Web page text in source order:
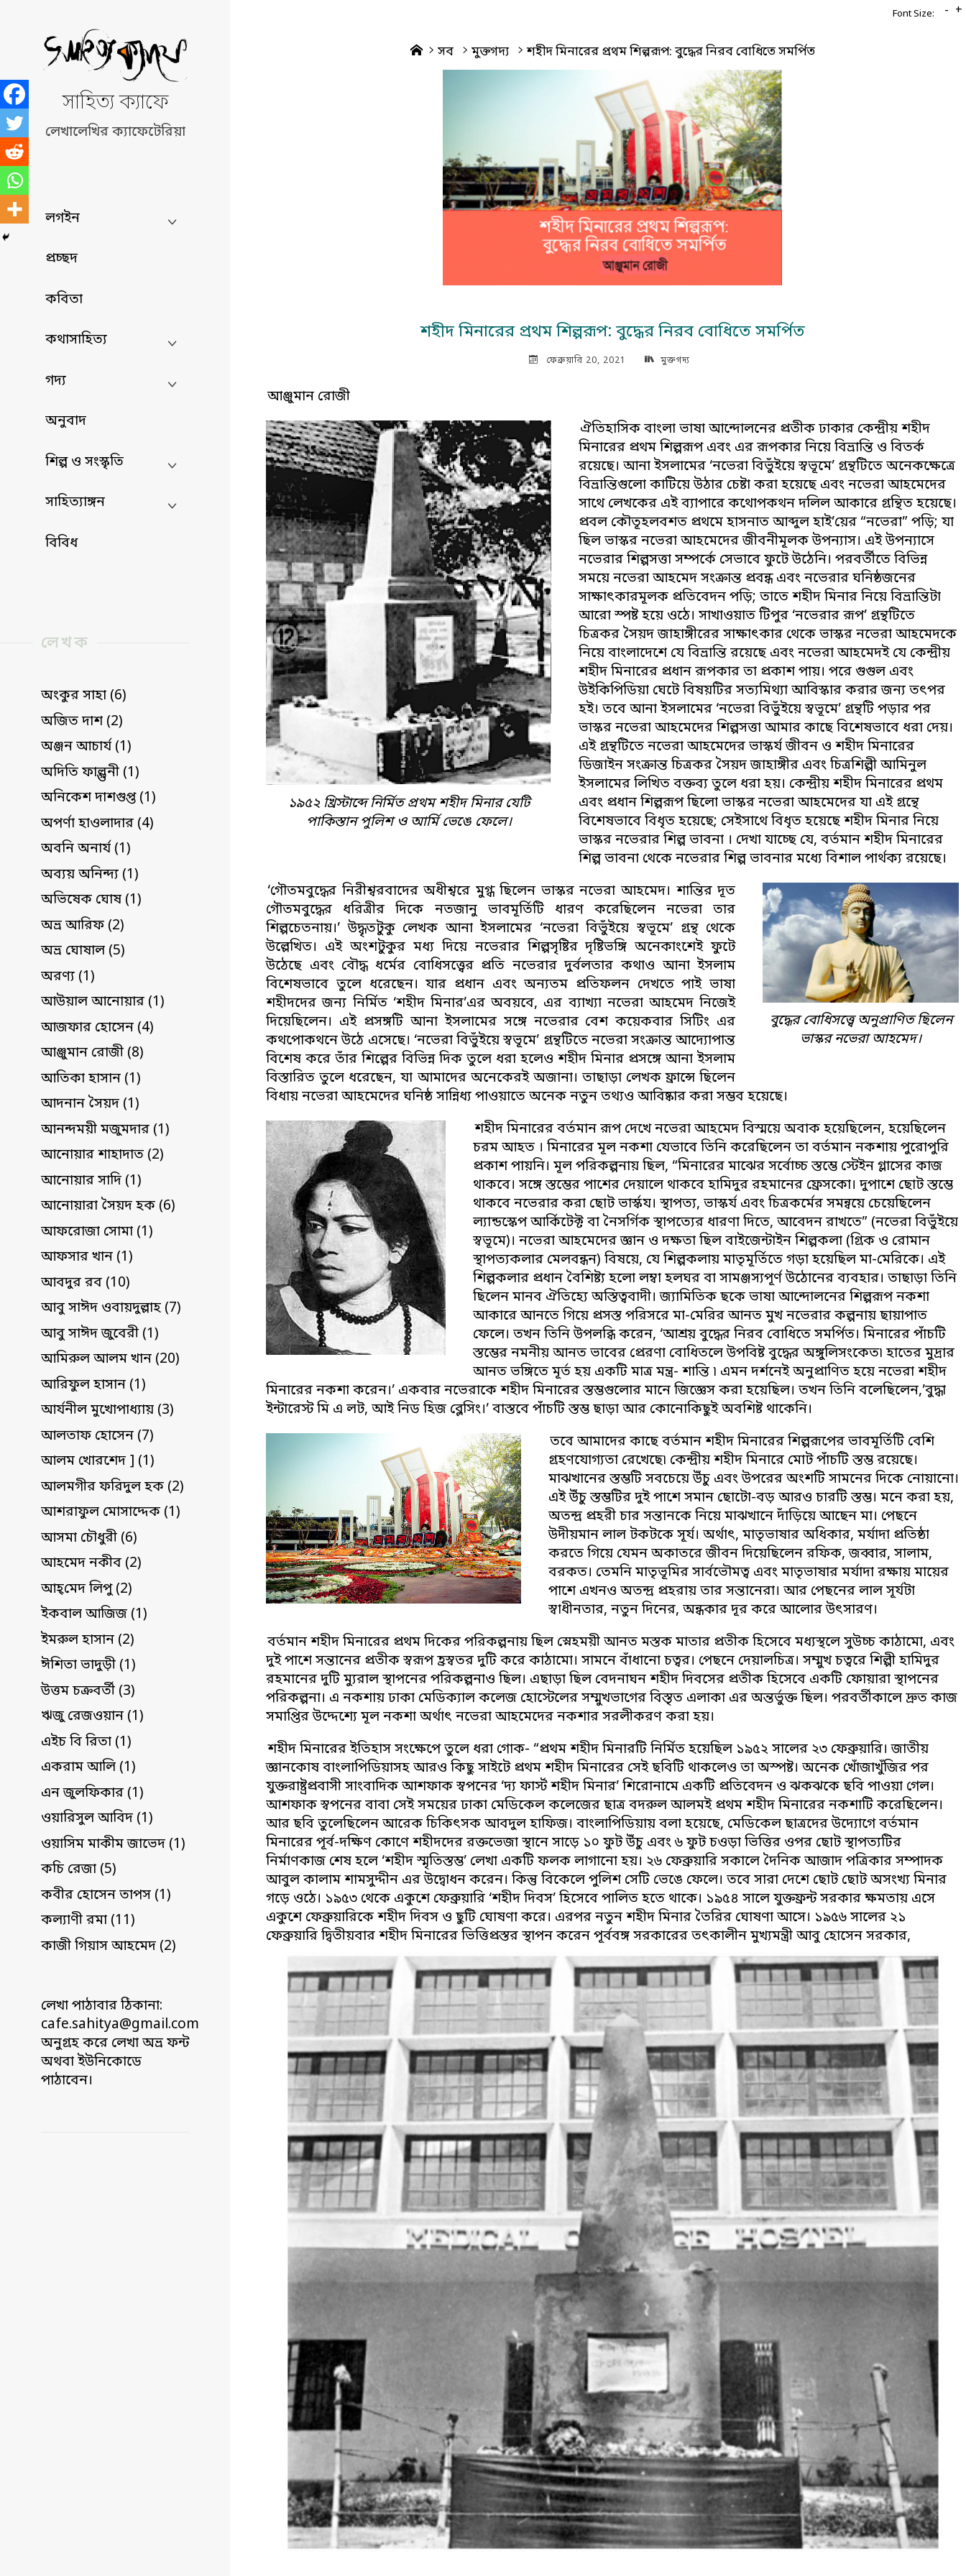
content
সাহিত্য ক্যাফে
লেখালেখির ক্যাফেটেরিয়া
লগইন
প্রচ্ছদ
কবিতা
কথাসাহিত্য
গদ্য
অনুবাদ
শিল্প ও সংস্কৃতি
সাহিত্যাঙ্গন
বিবিধ
লেখক
অংকুর সাহা (6)
অজিত দাশ (2)
অঞ্জন আচার্য (1)
অদিতি ফাল্গুনী (1)
অনিকেশ দাশগুপ্ত (1)
অপর্ণা হাওলাদার (4)
অবনি অনার্য (1)
অব্যয় অনিন্দ্য (1)
অভিষেক ঘোষ (1)
অভ্র আরিফ (2)
অভ্র ঘোষাল (5)
অরণ্য (1)
আউয়াল আনোয়ার (1)
আজফার হোসেন (4)
আঞ্জুমান রোজী (8)
আতিকা হাসান (1)
আদনান সৈয়দ (1)
আনন্দময়ী মজুমদার (1)
আনোয়ার শাহাদাত (2)
আনোয়ার সাদি (1)
আনোয়ারা সৈয়দ হক (6)
আফরোজা সোমা (1)
আফসার খান (1)
আবদুর রব (10)
আবু সাঈদ ওবায়দুল্লাহ (7)
আবু সাঈদ জুবেরী (1)
আমিরুল আলম খান (20)
আরিফুল হাসান (1)
আর্যনীল মুখোপাধ্যায় (3)
আলতাফ হোসেন (7)
আলম খোরশেদ ] (1)
আলমগীর ফরিদুল হক (2)
আশরাফুল মোসাদ্দেক (1)
আসমা চৌধুরী (6)
আহমেদ নকীব (2)
আহ্‌মেদ লিপু (2)
ইকবাল আজিজ (1)
ইমরুল হাসান (2)
ঈশিতা ভাদুড়ী (1)
উত্তম চক্রবর্তী (3)
ঋজু রেজওয়ান (1)
এইচ বি রিতা (1)
একরাম আলি (1)
এন জুলফিকার (1)
ওয়ারিসুল আবিদ (1)
ওয়াসিম মাকীম জাভেদ (1)
কচি রেজা (5)
কবীর হোসেন তাপস (1)
কল্যাণী রমা (11)
কাজী গিয়াস আহমেদ (2)
লেখা পাঠাবার ঠিকানা:
cafe.sahitya@gmail.com
অনুগ্রহ করে লেখা অভ্র ফন্ট
অথবা ইউনিকোডে
পাঠাবেন।
Home
সব মুক্তগদ্য শহীদ মিনারের প্রথম শিল্পরূপ: বুদ্ধের নিরব বোধিতে সমর্পিত
শহীদ মিনারের প্রথম শিল্পরূপ: বুদ্ধের নিরব বোধিতে সমর্পিত
ফেব্রুয়ারি 20, 2021 মুক্তগদ্য
আঞ্জুমান রোজী
১৯৫২ খ্রিস্টাব্দে নির্মিত প্রথম শহীদ মিনার যেটি
পাকিস্তান পুলিশ ও আর্মি ভেঙে ফেলে।
ঐতিহাসিক বাংলা ভাষা আন্দোলনের প্রতীক ঢাকার কেন্দ্রীয় শহীদ
মিনারের প্রথম শিল্পরূপ এবং এর রূপকার নিয়ে বিভ্রান্তি ও বিতর্ক
রয়েছে। আনা ইসলামের ‘নভেরা বিভুঁইয়ে স্বভূমে’ গ্রন্থটিতে অনেকক্ষেত্রে
বিভ্রান্তিগুলো কাটিয়ে উঠার চেষ্টা করা হয়েছে এবং নভেরা আহমেদের
সাথে লেখকের এই ব্যাপারে কথোপকথন দলিল আকারে গ্রন্থিত হয়েছে।
প্রবল কৌতূহলবশত প্রথমে হাসনাত আব্দুল হাই’য়ের “নভেরা” পড়ি; যা
ছিল ভাস্কর নভেরা আহমেদের জীবনীমূলক উপন্যাস। এই উপন্যাসে
নভেরার শিল্পসত্তা সম্পর্কে সেভাবে ফুটে উঠেনি। পরবর্তীতে বিভিন্ন
সময়ে নভেরা আহমেদ সংক্রান্ত প্রবন্ধ এবং নভেরার ঘনিষ্ঠজনের
সাক্ষাৎকারমূলক প্রতিবেদন পড়ি; তাতে শহীদ মিনার নিয়ে বিভ্রান্তিটা
আরো স্পষ্ট হয়ে ওঠে। সাখাওয়াত টিপুর ‘নভেরার রূপ’ গ্রন্থটিতে
চিত্রকর সৈয়দ জাহাঙ্গীরের সাক্ষাৎকার থেকে ভাস্কর নভেরা আহমেদকে
নিয়ে বাংলাদেশে যে বিভ্রান্তি রয়েছে এবং নভেরা আহমেদই যে কেন্দ্রীয়
শহীদ মিনারের প্রধান রূপকার তা প্রকাশ পায়। পরে গুগুল এবং
উইকিপিডিয়া ঘেটে বিষয়টির সত্যমিথ্যা আবিস্কার করার জন্য তৎপর
হই। তবে আনা ইসলামের ‘নভেরা বিভুঁইয়ে স্বভূমে’ গ্রন্থটি পড়ার পর
ভাস্কর নভেরা আহমেদের শিল্পসত্তা আমার কাছে বিশেষভাবে ধরা দেয়।
এই গ্রন্থটিতে নভেরা আহমেদের ভাস্কর্য জীবন ও শহীদ মিনারের
ডিজাইন সংক্রান্ত চিত্রকর সৈয়দ জাহাঙ্গীর এবং চিত্রশিল্পী আমিনুল
ইসলামের লিখিত বক্তব্য তুলে ধরা হয়। কেন্দ্রীয় শহীদ মিনারের প্রথম
এবং প্রধান শিল্পরূপ ছিলো ভাস্কর নভেরা আহমেদের যা এই গ্রন্থে
বিশেষভাবে বিধৃত হয়েছে; সেইসাথে বিধৃত হয়েছে শহীদ মিনার নিয়ে
ভাস্কর নভেরার শিল্প ভাবনা । দেখা যাচ্ছে যে, বর্তমান শহীদ মিনারের
শিল্প ভাবনা থেকে নভেরার শিল্প ভাবনার মধ্যে বিশাল পার্থক্য রয়েছে।
বুদ্ধের বোধিসত্ত্বে অনুপ্রাণিত ছিলেন
ভাস্কর নভেরা আহমেদ।
‘গৌতমবুদ্ধের নিরীশ্বরবাদের অধীশ্বরে মুগ্ধ ছিলেন ভাস্কর নভেরা আহমেদ। শান্তির দূত
গৌতমবুদ্ধের ধরিত্রীর দিকে নতজানু ভাবমূর্তিটি ধারণ করেছিলেন নভেরা তার
শিল্পচেতনায়।’ উদ্ধৃতটুকু লেখক আনা ইসলামের ‘নভেরা বিভুঁইয়ে স্বভূমে’ গ্রন্থ থেকে
উল্লেখিত। এই অংশটুকুর মধ্য দিয়ে নভেরার শিল্পসৃষ্টির দৃষ্টিভঙ্গি অনেকাংশেই ফুটে
উঠেছে এবং বৌদ্ধ ধর্মের বোধিসত্ত্বের প্রতি নভেরার দুর্বলতার কথাও আনা ইসলাম
বিশেষভাবে তুলে ধরেছেন। যার প্রধান এবং অন্যতম প্রতিফলন দেখতে পাই ভাষা
শহীদদের জন্য নির্মিত ‘শহীদ মিনার’এর অবয়বে, এর ব্যাখ্যা নভেরা আহমেদ নিজেই
দিয়েছিলেন। এই প্রসঙ্গটি আনা ইসলামের সঙ্গে নভেরার বেশ কয়েকবার সিটিং এর
কথপোকথনে উঠে এসেছে। ‘নভেরা বিভুঁইয়ে স্বভূমে’ গ্রন্থটিতে নভেরা সংক্রান্ত আদ্যোপান্ত
বিশেষ করে তাঁর শিল্পের বিভিন্ন দিক তুলে ধরা হলেও শহীদ মিনার প্রসঙ্গে আনা ইসলাম
বিস্তারিত তুলে ধরেছেন, যা আমাদের অনেকেরই অজানা। তাছাড়া লেখক ফ্রান্সে ছিলেন
বিধায় নভেরা আহমেদের ঘনিষ্ঠ সান্নিধ্য পাওয়াতে অনেক নতুন তথ্যও আবিষ্কার করা সম্ভব হয়েছে।
শহীদ মিনারের বর্তমান রূপ দেখে নভেরা আহমেদ বিস্ময়ে অবাক হয়েছিলেন, হয়েছিলেন
চরম আহত । মিনারের মূল নকশা যেভাবে তিনি করেছিলেন তা বর্তমান নকশায় পুরোপুরি
প্রকাশ পায়নি। মূল পরিকল্পনায় ছিল, “মিনারের মাঝের সর্বোচ্চ স্তম্ভে স্টেইন গ্লাসের কাজ
থাকবে। সঙ্গে স্তম্ভের পাশের দেয়ালে থাকবে হামিদুর রহমানের ফ্রেসকো। দুপাশে ছোট স্তম্ভে
থাকবে নভেরার করা ছোট ভার্স্কয। স্থাপত্য, ভাস্কর্য এবং চিত্রকর্মের সমন্বয়ে চেয়েছিলেন
ল্যান্ডস্কেপ আর্কিটেক্ট বা নৈসর্গিক স্থাপত্যের ধারণা দিতে, আবেদন রাখতে” (নভেরা বিভুঁইয়ে
স্বভূমে)। নভেরা আহমেদের জ্ঞান ও দক্ষতা ছিল বাইজেন্টাইন শিল্পকলা (গ্রিক ও রোমান
স্থাপত্যকলার মেলবন্ধন) বিষয়ে, যে শিল্পকলায় মাতৃমূর্তিতে গড়া হয়েছিল মা-মেরিকে। এই
শিল্পকলার প্রধান বৈশিষ্ট্য হলো লম্বা হলঘর বা সামঞ্জস্যপূর্ণ উঠোনের ব্যবহার। তাছাড়া তিনি
ছিলেন মানব ঐতিহ্যে অস্তিত্ববাদী। জ্যামিতিক ছকে ভাষা আন্দোলনের শিল্পরূপ নকশা
আকারে আনতে গিয়ে প্রসস্ত পরিসরে মা-মেরির আনত মুখ নভেরার কল্পনায় ছায়াপাত
ফেলে। তখন তিনি উপলব্ধি করেন, ‘আশ্রয় বুদ্ধের নিরব বোধিতে সমর্পিত। মিনারের পাঁচটি
স্তম্ভের নমনীয় আনত ভাবের প্রেরণা বোধিতলে উপবিষ্ট বুদ্ধের অঙ্গুলিসংকেত৷ হাতের মুদ্রার
আনত ভঙ্গিতে মূর্ত হয় একটি মাত্র মন্ত্র- শান্তি ৷ এমন দর্শনেই অনুপ্রাণিত হয়ে নভেরা শহীদ
মিনারের নকশা করেন।’ একবার নভেরাকে শহীদ মিনারের স্তম্ভগুলোর মানে জিজ্ঞেস করা হয়েছিল। তখন তিনি বলেছিলেন,’বুদ্ধা
ইন্টারেস্ট মি এ লট, আই নিড হিজ ব্লেসিং।’ বাস্তবে পাঁচটি স্তম্ভ ছাড়া আর কোনোকিছুই অবশিষ্ট থাকেনি।
তবে আমাদের কাছে বর্তমান শহীদ মিনারের শিল্পরূপের ভাবমূর্তিটি বেশি
গ্রহণযোগ্যতা রেখেছে৷ কেন্দ্রীয় শহীদ মিনারে মোট পাঁচটি স্তম্ভ রয়েছে।
মাঝখানের স্তম্ভটি সবচেয়ে উঁচু এবং উপরের অংশটি সামনের দিকে নোয়ানো।
এই উঁচু স্তম্ভটির দুই পাশে সমান ছোটো-বড় আরও চারটি স্তম্ভ। মনে করা হয়,
অতন্দ্র প্রহরী চার সন্তানকে নিয়ে মাঝখানে দাঁড়িয়ে আছেন মা। পেছনে
উদীয়মান লাল টকটকে সূর্য। অর্থাৎ, মাতৃভাষার অধিকার, মর্যাদা প্রতিষ্ঠা
করতে গিয়ে যেমন অকাতরে জীবন দিয়েছিলেন রফিক, জব্বার, সালাম,
বরকত। তেমনি মাতৃভূমির সার্বভৌমত্ব এবং মাতৃভাষার মর্যাদা রক্ষায় মায়ের
পাশে এখনও অতন্দ্র প্রহরায় তার সন্তানেরা। আর পেছনের লাল সূর্যটা
স্বাধীনতার, নতুন দিনের, অন্ধকার দূর করে আলোর উৎসারণ।
বর্তমান শহীদ মিনারের প্রথম দিকের পরিকল্পনায় ছিল স্নেহময়ী আনত মস্তক মাতার প্রতীক হিসেবে মধ্যস্থলে সুউচ্চ কাঠামো, এবং
দুই পাশে সন্তানের প্রতীক স্বরূপ হ্রস্বতর দুটি করে কাঠামো। সামনে বাঁধানো চত্বর। পেছনে দেয়ালচিত্র। সম্মুখ চত্বরে শিল্পী হামিদুর
রহমানের দুটি ম্যুরাল স্থাপনের পরিকল্পনাও ছিল। এছাড়া ছিল বেদনাঘন শহীদ দিবসের প্রতীক হিসেবে একটি ফোয়ারা স্থাপনের
পরিকল্পনা। এ নকশায় ঢাকা মেডিক্যাল কলেজ হোস্টেলের সম্মুখভাগের বিস্তৃত এলাকা এর অন্তর্ভুক্ত ছিল। পরবর্তীকালে দ্রুত কাজ
সমাপ্তির উদ্দেশ্যে মূল নকশা অর্থাৎ নভেরা আহমেদের নকশার সরলীকরণ করা হয়।
শহীদ মিনারের ইতিহাস সংক্ষেপে তুলে ধরা গোক- “প্রথম শহীদ মিনারটি নির্মিত হয়েছিল ১৯৫২ সালের ২৩ ফেব্রুয়ারি। জাতীয়
জ্ঞানকোষ বাংলাপিডিয়াসহ আরও কিছু সাইটে প্রথম শহীদ মিনারের সেই ছবিটি থাকলেও তা অস্পষ্ট। অনেক খোঁজাখুঁজির পর
যুক্তরাষ্ট্রপ্রবাসী সাংবাদিক আশফাক স্বপনের ‘দ্য ফার্স্ট শহীদ মিনার’ শিরোনামে একটি প্রতিবেদন ও ঝকঝকে ছবি পাওয়া গেল।
আশফাক স্বপনের বাবা সেই সময়ের ঢাকা মেডিকেল কলেজের ছাত্র বদরুল আলমই প্রথম শহীদ মিনারের নকশাটি করেছিলেন।
আর ছবি তুলেছিলেন আরেক চিকিৎসক আবদুল হাফিজ। বাংলাপিডিয়ায় বলা হয়েছে, মেডিকেল ছাত্রদের উদ্যোগে বর্তমান
মিনারের পূর্ব-দক্ষিণ কোণে শহীদদের রক্তভেজা স্থানে সাড়ে ১০ ফুট উঁচু এবং ৬ ফুট চওড়া ভিত্তির ওপর ছোট স্থাপত্যটির
নির্মাণকাজ শেষ হলে ‘শহীদ স্মৃতিস্তম্ভ’ লেখা একটি ফলক লাগানো হয়। ২৬ ফেব্রুয়ারি সকালে দৈনিক আজাদ পত্রিকার সম্পাদক
আবুল কালাম শামসুদ্দীন এর উদ্বোধন করেন। কিন্তু বিকেলে পুলিশ সেটি ভেঙে ফেলে। তবে সারা দেশে ছোট ছোট অসংখ্য মিনার
গড়ে ওঠে। ১৯৫৩ থেকে একুশে ফেব্রুয়ারি ‘শহীদ দিবস’ হিসেবে পালিত হতে থাকে। ১৯৫৪ সালে যুক্তফ্রন্ট সরকার ক্ষমতায় এসে
একুশে ফেব্রুয়ারিকে শহীদ দিবস ও ছুটি ঘোষণা করে। এরপর নতুন শহীদ মিনার তৈরির ঘোষণা আসে। ১৯৫৬ সালের ২১
ফেব্রুয়ারিদ্বিতীয়বার শহীদ মিনারের ভিত্তিপ্রস্তর স্থাপন করেন পূর্ববঙ্গ সরকারের তৎকালীন মুখ্যমন্ত্রী আবু হোসেন সরকার,
Font Size: - +